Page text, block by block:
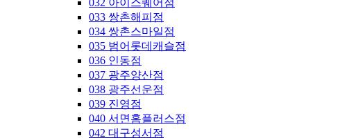
032 아이스퀘어점
033 쌍촌해피점
034 쌍촌스마일점
035 범어롯데캐슬점
036 인동점
037 광주양산점
038 광주선운점
039 진영점
040 서면홈플러스점
042 대구성서점